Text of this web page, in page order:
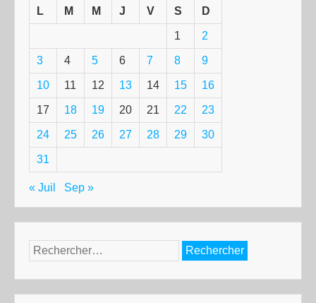
L
M M J V S D
1 2
3 4 5 6 7 8 9
10 11 12 13 14 15 16
17 18 19 20 21 22 23
24 25 26 27 28 29 30
31
« Juil Sep »
Rechercher :